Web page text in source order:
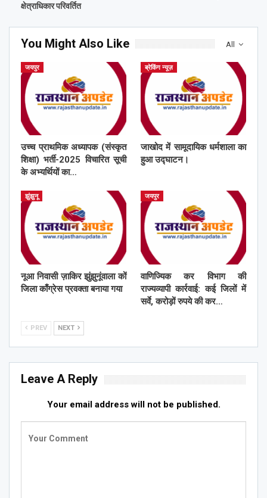
क्षेत्राधिकार परिवर्तित
All
You Might Also Like
जयपुर
उच्च प्राथमिक अध्यापक (संस्कृत
शिक्षा) भर्ती-2025 विचारित सूची
के अभ्यर्थियों का…
ब्रेकिंग न्यूज़
जाखोद में सामूदायिक धर्मशाला का
हुआ उद्घाटन।
झुंझुनू
नूआ निवासी ज़ाकिर झुंझुनूंवाला कों
जिला काँग्रेस प्रवक्ता बनाया गया
जयपुर
वाणिज्यिक कर विभाग की
राज्यव्यापी कार्रवाई: कई जिलों में
सर्वे, करोड़ों रुपये की कर…
PREV NEXT
Leave A Reply
Your email address will not be published.